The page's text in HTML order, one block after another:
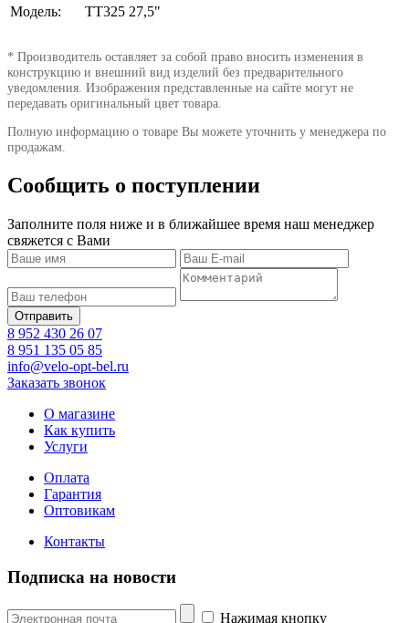
Модель:
TT325 27,5"
* Производитель оставляет за собой право вносить изменения в
конструкцию и внешний вид изделий без предварительного
уведомления. Изображения представленные на сайте могут не
передавать оригинальный цвет товара.
Полную информацию о товаре Вы можете уточнить у менеджера по
продажам.
Сообщить о поступлении
Заполните поля ниже и в ближайшее время наш менеджер
свяжется с Вами
8 952 430 26 07
8 951 135 05 85
info@velo-opt-bel.ru
Заказать звонок
О магазине
Как купить
Услуги
Оплата
Гарантия
Оптовикам
Контакты
Подписка на новости
Нажимая кнопку